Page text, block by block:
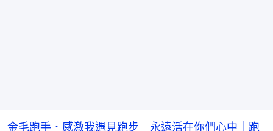
金毛跑手．感激我遇見跑步 永遠活在你們心中｜跑